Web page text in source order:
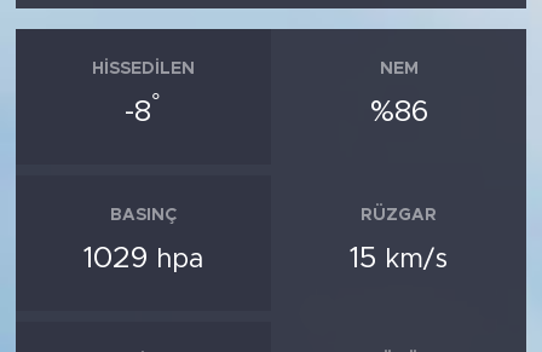
HISSEDILEN
-8°
NEM
%86
BASINÇ
1029 hpa
RÜZGAR
15 km/s